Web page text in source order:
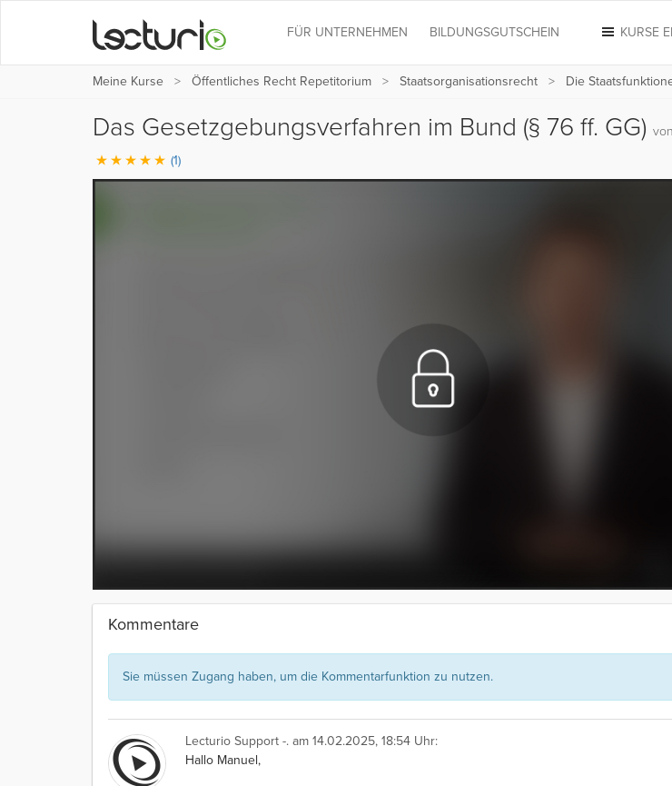
KURSE
FÜR UNTERNEHMEN BILDUNGSGUTSCHEIN
Meine Kurse Öffentliches Recht Repetitorium Staatsorganisationsrecht Die
Das Gesetzgebungsverfahren im Bund (§ 76 ff. GG)
(1)
Kommentare
Sie müssen Zugang haben, um die Kommentarfunktion zu nutzen.
Lecturio Support -. am 14.02.2025, 18:54 Uhr:
Hallo Manuel,